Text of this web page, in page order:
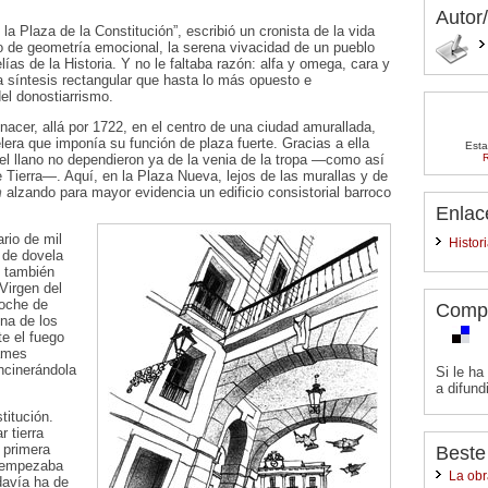
Si le ha
a
La
Plaza de la Constitución”, escribió un cronista de la vida
geometría emocional, la serena vivacidad de un pueblo
de la Historia. Y no le faltaba razón: alfa y omega, cara y
rectangular que hasta lo más opuesto e
donostiarrismo.
allá por 1722, en el centro de una ciudad amurallada,
que imponía su función de plaza fuerte. Gracias a ella
llano no dependieron ya de la venia de la tropa —como así
Aquí, en la Plaza Nueva, lejos de las murallas y de
alzando para mayor evidencia un edificio consistorial barroco
de mil
dovela
también
del
de
de los
el fuego
tierra
ha de